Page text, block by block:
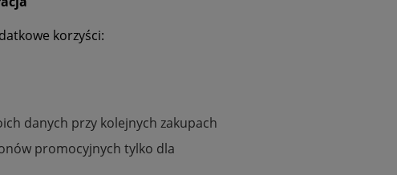
korzyści:
danych przy kolejnych zakupach
promocyjnych tylko dla